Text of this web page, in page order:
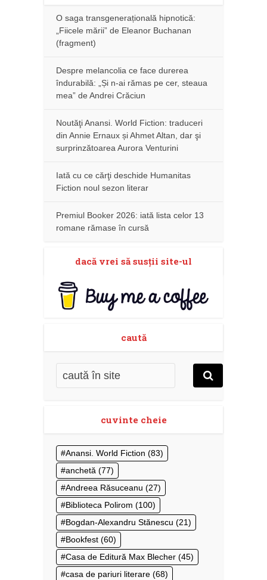
O saga transgenerațională hipnotică:
„Fiicele mării” de Eleanor Buchanan
(fragment)
Despre melancolia ce face durerea
îndurabilă: „Și n-ai rămas pe cer, steaua
mea” de Andrei Crăciun
Noutăţi Anansi. World Fiction: traduceri
din Annie Ernaux și Ahmet Altan, dar şi
surprinzătoarea Aurora Venturini
Iată cu ce cărţi deschide Humanitas
Fiction noul sezon literar
Premiul Booker 2026: iată lista celor 13
romane rămase în cursă
dacă vrei să susţii site-ul
caută
cuvinte cheie
Anansi. World Fiction (83)
anchetă (77)
Andreea Răsuceanu (27)
Biblioteca Polirom (100)
Bogdan-Alexandru Stănescu (21)
Bookfest (60)
Casa de Editură Max Blecher (45)
casa de pariuri literare (68)